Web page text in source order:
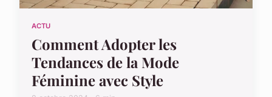
ACTU
Comment Adopter les
Tendances de la Mode
Féminine avec Style